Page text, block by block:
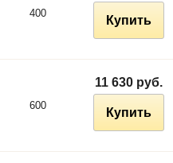
400
Купить
600
11 630 руб.
Купить